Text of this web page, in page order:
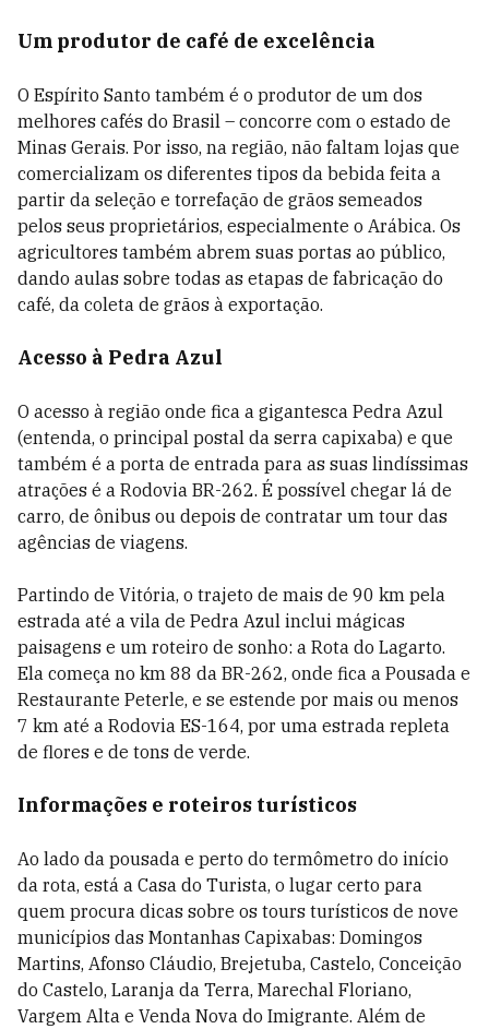
Um produtor de café de excelência
O Espírito Santo também é o produtor de um dos
melhores cafés do Brasil – concorre com o estado de
Minas Gerais. Por isso, na região, não faltam lojas que
comercializam os diferentes tipos da bebida feita a
partir da seleção e torrefação de grãos semeados
pelos seus proprietários, especialmente o Arábica. Os
agricultores também abrem suas portas ao público,
dando aulas sobre todas as etapas de fabricação do
café, da coleta de grãos à exportação.
Acesso à Pedra Azul
O acesso à região onde fica a gigantesca Pedra Azul
(entenda, o principal postal da serra capixaba) e que
também é a porta de entrada para as suas lindíssimas
atrações é a Rodovia BR-262. É possível chegar lá de
carro, de ônibus ou depois de contratar um tour das
agências de viagens.
Partindo de Vitória, o trajeto de mais de 90 km pela
estrada até a vila de Pedra Azul inclui mágicas
paisagens e um roteiro de sonho: a Rota do Lagarto.
Ela começa no km 88 da BR-262, onde fica a Pousada e
Restaurante Peterle, e se estende por mais ou menos
7 km até a Rodovia ES-164, por uma estrada repleta
de flores e de tons de verde.
Informações e roteiros turísticos
Ao lado da pousada e perto do termômetro do início
da rota, está a Casa do Turista, o lugar certo para
quem procura dicas sobre os tours turísticos de nove
municípios das Montanhas Capixabas: Domingos
Martins, Afonso Cláudio, Brejetuba, Castelo, Conceição
do Castelo, Laranja da Terra, Marechal Floriano,
Vargem Alta e Venda Nova do Imigrante. Além de